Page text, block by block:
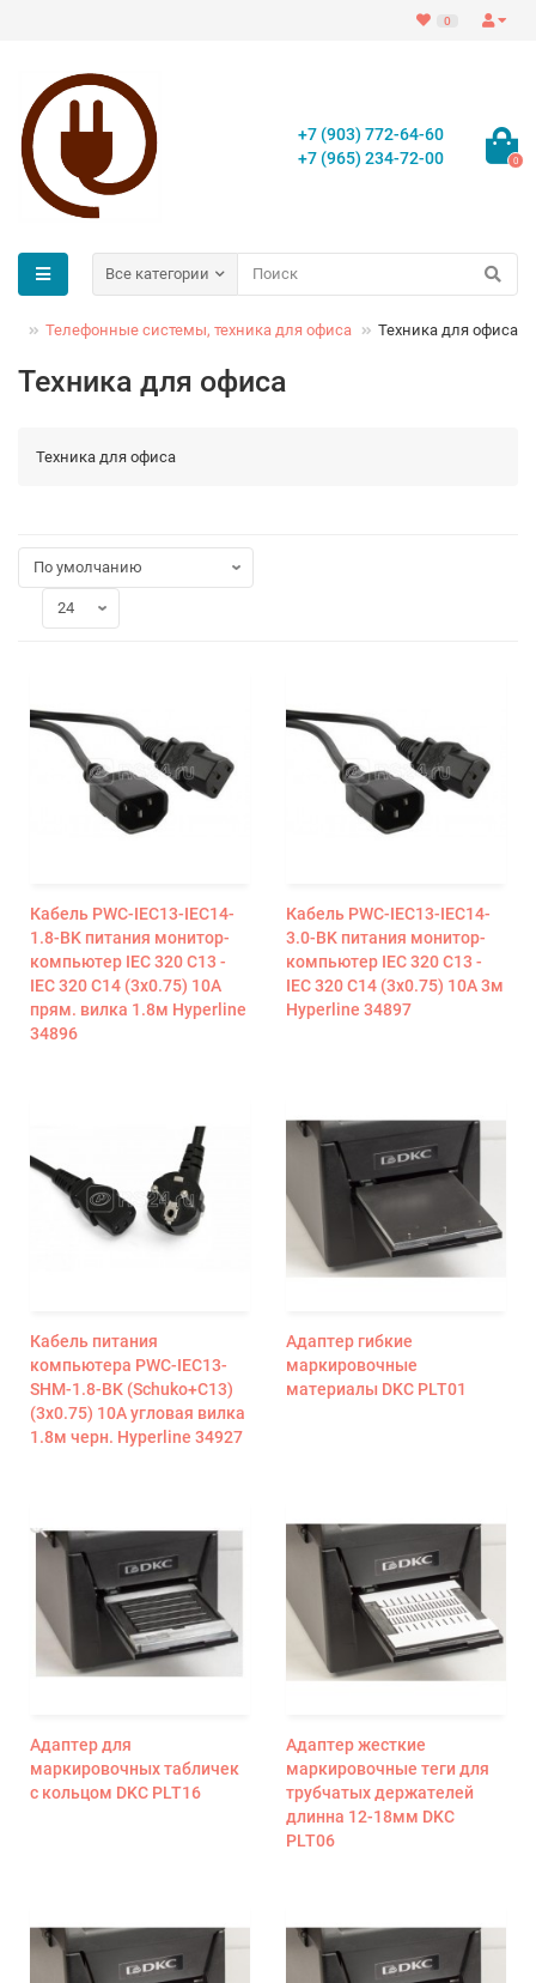
0
+7 (903) 772-64-60
+7 (965) 234-72-00
0
Все категории
Телефонные системы, техника для офиса Техника для офиса
Техника для офиса
Техника для офиса
Кабель PWC-IEC13-IEC14-
1.8-BK питания монитор-
компьютер IEC 320 C13 -
IEC 320 C14 (3х0.75) 10А
прям. вилка 1.8м Hyperline
34896
Кабель PWC-IEC13-IEC14-
3.0-BK питания монитор-
компьютер IEC 320 C13 -
IEC 320 C14 (3х0.75) 10А 3м
Hyperline 34897
Кабель питания
компьютера PWC-IEC13-
SHM-1.8-BK (Schuko+C13)
(3х0.75) 10А угловая вилка
1.8м черн. Hyperline 34927
Адаптер гибкие
маркировочные
материалы DKC PLT01
Адаптер для
маркировочных табличек
с кольцом DKC PLT16
Адаптер жесткие
маркировочные теги для
трубчатых держателей
длинна 12-18мм DKC
PLT06